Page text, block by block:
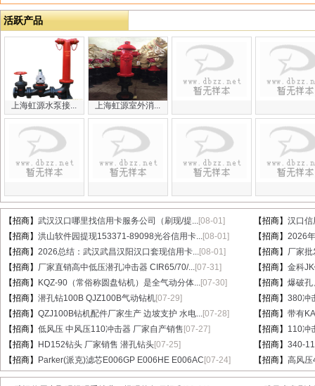
活跃产品
上海虹源水泵接... 上海虹源室外消...
【招商】 武汉汉口哪里找信用卡服务公司（刷现/提...[08-01] 【招商】 汉口信
【招商】 洪山软件园提现153371-89098光谷信用卡...[08-01] 【招商】 2026
【招商】 2026总结：武汉武昌汉阳汉口套现信用卡...[08-01] 【招商】 厂家
【招商】 厂家直销高中低压潜孔冲击器 CIR65/70/...[07-31] 【招商】 金科
【招商】
KQZ-90（常俗称圆盘钻机）是全气动分体...[07-30] 【招商】 爆破孔
【招商】 潜孔钻100B QJZ100B气动钻机[07-29] 【招商】 380冲
【招商】 QZJ100B钻机配件厂家生产 边坡支护 水电...[07-28] 【招商】 带有
【招商】 低风压 中风压110冲击器 厂家自产销售 [07-27] 【招商】 110冲
【招商】
HD152钻头 厂家销售 潜孔钻头[07-25] 【招商】 340-
【招商】
Parker(派克)滤芯E006GP E006HE E006AC [07-24] 【招商】 高风压